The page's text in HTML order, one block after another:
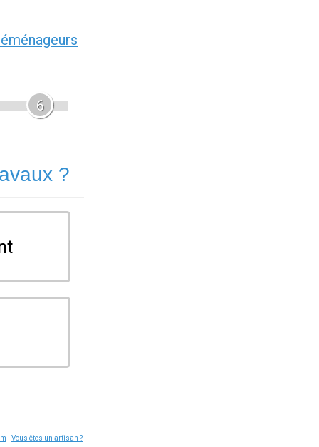
6
?
-Vous êtes un artisan ?